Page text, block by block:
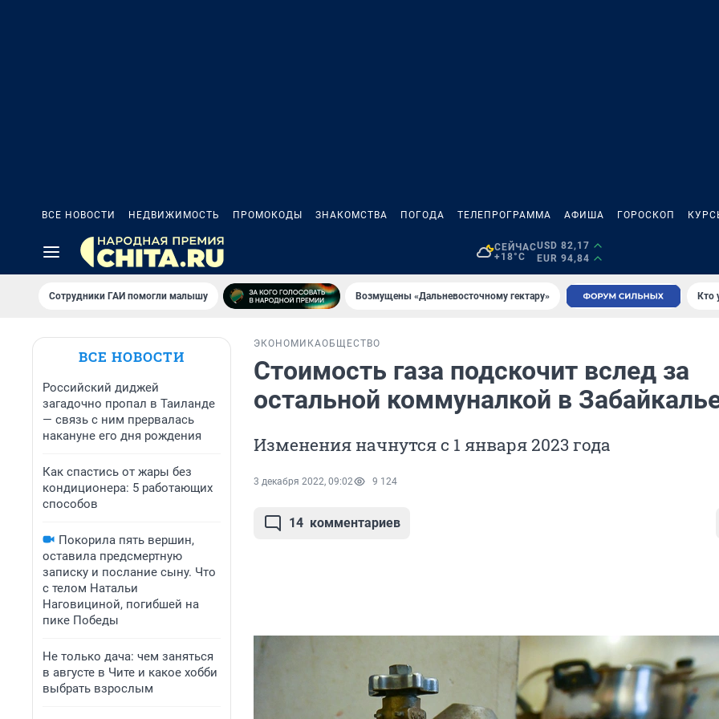
ВСЕ НОВОСТИ НЕДВИЖИМОСТЬ ПРОМОКОДЫ ЗНАКОМСТВА ПОГОДА ТЕЛЕПРОГРАММА АФИША ГОРОСКОП
СЕЙЧАС
+18°C
USD 82,17
EUR 94,84
Сотрудники ГАИ помогли малышу Возмущены «Дальневосточному гектару» Кто
ВСЕ НОВОСТИ
Российский диджей
загадочно пропал в Таиланде
— связь с ним прервалась
накануне его дня рождения
Как спастись от жары без
кондиционера: 5 работающих
способов
Покорила пять вершин,
оставила предсмертную
записку и послание сыну. Что
с телом Натальи
Наговициной, погибшей на
пике Победы
Не только дача: чем заняться
в августе в Чите и какое хобби
выбрать взрослым
ЭКОНОМИКАОБЩЕСТВО
Стоимость газа подскочит вслед за
остальной коммуналкой в
Изменения начнутся с 1 января 2023 года
3 декабря 2022, 09:02 9 124
14 комментариев